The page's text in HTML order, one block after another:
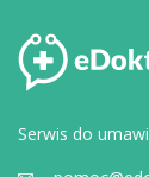
Serwis do